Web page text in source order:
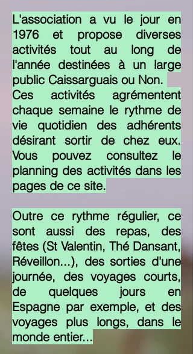
L'association a vu le jour en
1976 et propose diverses
activités tout au long de
l'année destinées à un large
public Caissarguais ou Non.
Ces activités agrémentent
chaque semaine le rythme de
vie quotidien des adhérents
désirant sortir de chez eux.
Vous pouvez consultez le
planning des activités dans les
pages de ce site.
Outre ce rythme régulier, ce
sont aussi des repas, des
fêtes (St Valentin, Thé Dansant,
Réveillon...), des sorties d'une
journée, des voyages courts,
de quelques jours en
Espagne par exemple, et des
voyages plus longs, dans le
monde entier...